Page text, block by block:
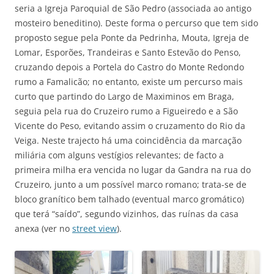
seria a Igreja Paroquial de São Pedro (associada ao antigo
mosteiro beneditino). Deste forma o percurso que tem sido
proposto segue pela Ponte da Pedrinha, Mouta, Igreja de
Lomar, Esporões, Trandeiras e Santo Estevão do Penso,
cruzando depois a Portela do Castro do Monte Redondo
rumo a Famalicão; no entanto, existe um percurso mais
curto que partindo do Largo de Maximinos em Braga,
seguia pela rua do Cruzeiro rumo a Figueiredo e a São
Vicente do Peso, evitando assim o cruzamento do Rio da
Veiga. Neste trajecto há uma coincidência da marcação
miliária com alguns vestígios relevantes; de facto a
primeira milha era vencida no lugar da Gandra na rua do
Cruzeiro, junto a um possível marco romano; trata-se de
bloco granítico bem talhado (eventual marco gromático)
que terá “saído”, segundo vizinhos, das ruínas da casa
anexa (ver no street view).